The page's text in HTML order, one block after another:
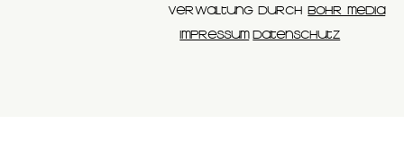
Verwaltung durchBOHR MEDIA
Impressum Datenschutz